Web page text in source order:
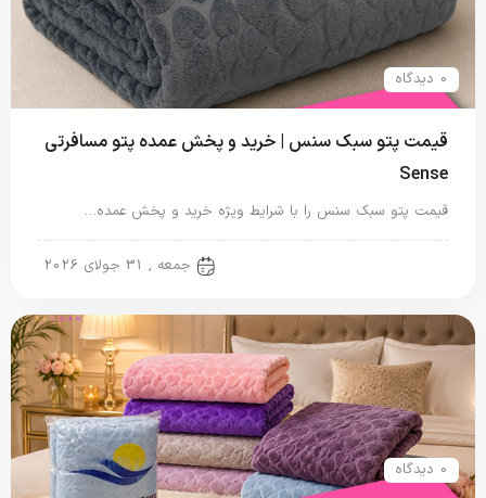
0 دیدگاه
قیمت پتو سبک سنس | خرید و پخش عمده پتو مسافرتی
Sense
قیمت پتو سبک سنس را با شرایط ویژه خرید و پخش عمده…
جمعه , 31 جولای 2026
0 دیدگاه